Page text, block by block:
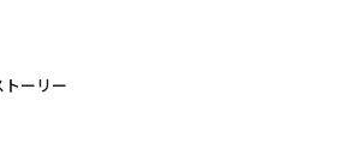
ーリー